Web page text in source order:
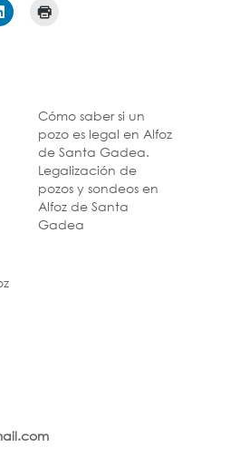
Cómo saber si un
pozo es legal en Alfoz
de Santa Gadea.
Legalización de
pozos y sondeos en
Alfoz de Santa
Gadea